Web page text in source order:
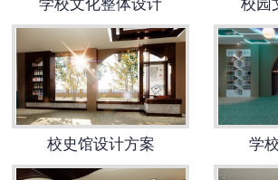
学校文化整体设计 校园
校史馆设计方案 学